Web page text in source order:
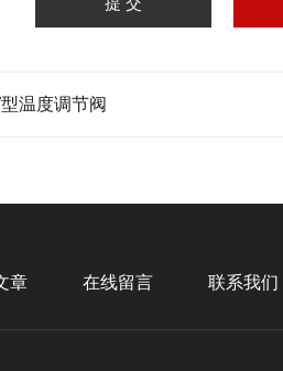
温度调节阀
章 在线留言 联系我们